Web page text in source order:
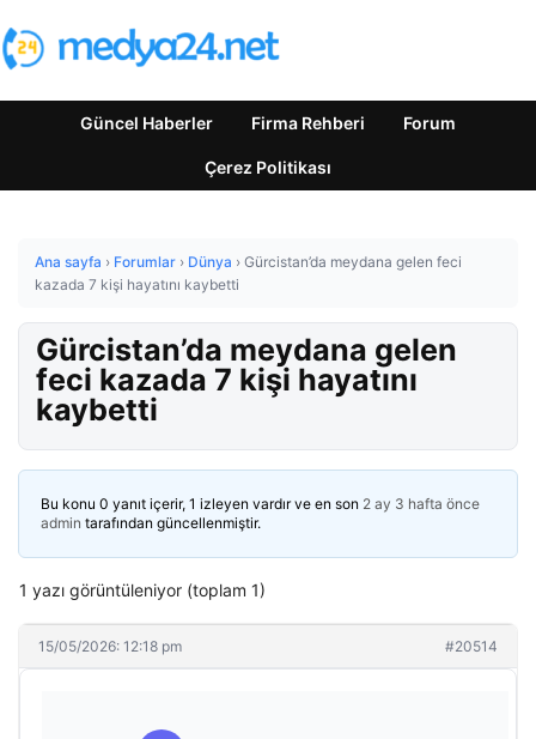
Güncel Haberler Firma Rehberi Forum
Çerez Politikası
Ana sayfa › Forumlar › Dünya › Gürcistan’da meydana gelen feci
kazada 7 kişi hayatını kaybetti
Gürcistan’da meydana gelen
feci kazada 7 kişi hayatını
kaybetti
Bu konu 0 yanıt içerir, 1 izleyen vardır ve en son 2 ay 3 hafta önce
admin tarafından güncellenmiştir.
1 yazı görüntüleniyor (toplam 1)
15/05/2026: 12:18 pm #20514